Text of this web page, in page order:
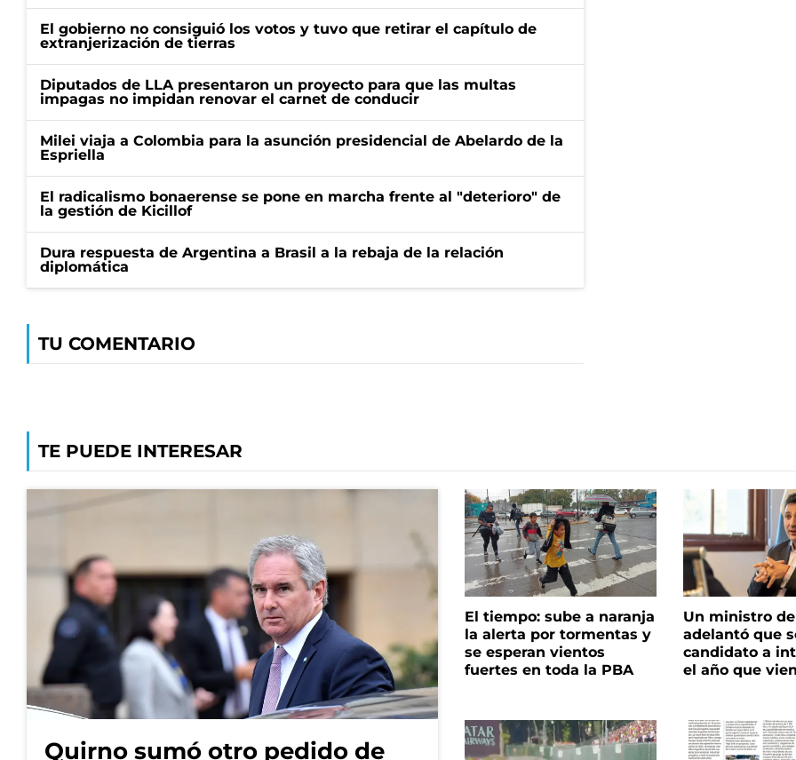
El gobierno no consiguió los votos y tuvo que retirar el capítulo de
extranjerización de tierras
Diputados de LLA presentaron un proyecto para que las multas
impagas no impidan renovar el carnet de conducir
Milei viaja a Colombia para la asunción presidencial de Abelardo de la
Espriella
El radicalismo bonaerense se pone en marcha frente al "deterioro" de
la gestión de Kicillof
Dura respuesta de Argentina a Brasil a la rebaja de la relación
diplomática
TU COMENTARIO
TE PUEDE INTERESAR
Quirno sumó otro pedido de
El tiempo: sube a naranja
la alerta por tormentas y
se esperan vientos
fuertes en toda la PBA
Un ministro
adelantó que
candidato a
el año que